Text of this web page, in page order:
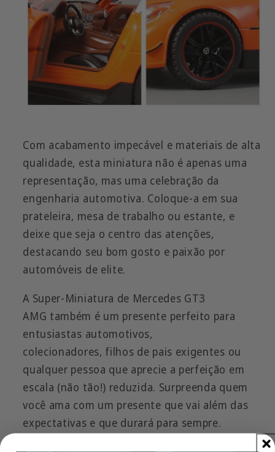
Com acabamento impecável e materiais de alta
qualidade, esta miniatura não é apenas uma
representação, mas uma celebração da
engenharia automotiva. Coloque-a em sua
prateleira, mesa de trabalho ou estante, e
deixe que seja o centro das atenções,
destacando seu bom gosto e paixão por
automóveis de elite.
A Super-Miniatura de Mercedes GT3
AMG também é um presente perfeito para
entusiastas automotivos,
colecionadores, filhos de pais exigentes ou
qualquer pessoa que aprecie a perfeição em
escala (não tão!) reduzida. Surpreenda quem
você ama com um presente que vai além das
expectativas e que durará para sempre.